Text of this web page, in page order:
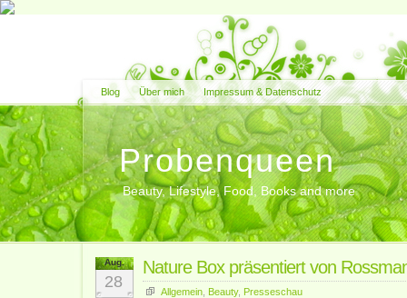
Blog Über mich Impressum & Datenschutz
Probenqueen
Beauty, Lifestyle, Food, Books and more
Aug.
28
Nature Box präsentiert von
Allgemein Beauty, Presseschau